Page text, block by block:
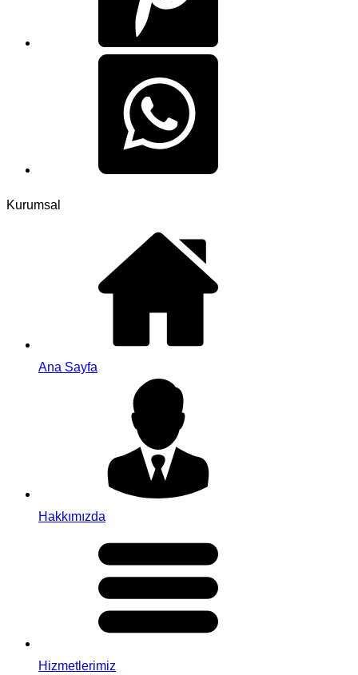
Kurumsal
Ana Sayfa
Hakkımızda
Hizmetlerimiz